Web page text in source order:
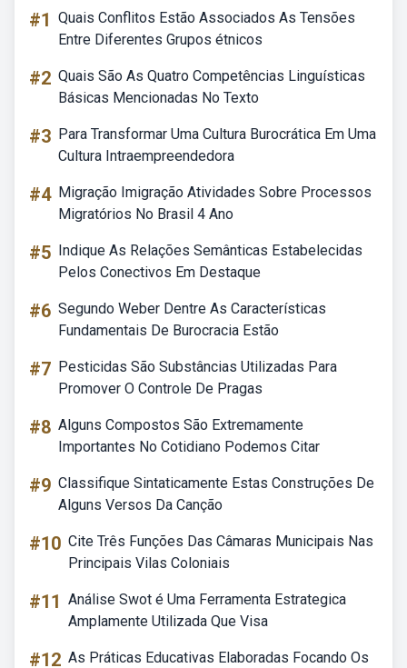
#1 Quais Conflitos Estão Associados As Tensões
Entre Diferentes Grupos étnicos
#2 Quais São As Quatro Competências Linguísticas
Básicas Mencionadas No Texto
#3 Para Transformar Uma Cultura Burocrática Em Uma
Cultura Intraempreendedora
#4 Migração Imigração Atividades Sobre Processos
Migratórios No Brasil 4 Ano
#5 Indique As Relações Semânticas Estabelecidas
Pelos Conectivos Em Destaque
#6 Segundo Weber Dentre As Características
Fundamentais De Burocracia Estão
#7 Pesticidas São Substâncias Utilizadas Para
Promover O Controle De Pragas
#8 Alguns Compostos São Extremamente
Importantes No Cotidiano Podemos Citar
#9 Classifique Sintaticamente Estas Construções De
Alguns Versos Da Canção
#10 Cite Três Funções Das Câmaras Municipais Nas
Principais Vilas Coloniais
#11 Análise Swot é Uma Ferramenta Estrategica
Amplamente Utilizada Que Visa
#12 As Práticas Educativas Elaboradas Focando Os